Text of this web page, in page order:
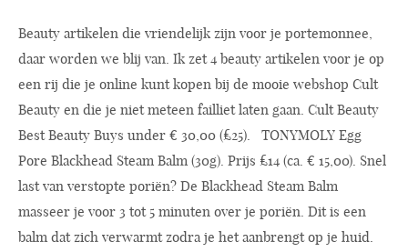
Beauty artikelen die vriendelijk zijn voor je portemonnee,
daar worden we blij van. Ik zet 4 beauty artikelen voor je op
een rij die je online kunt kopen bij de mooie webshop Cult
Beauty en die je niet meteen failliet laten gaan. Cult Beauty
Best Beauty Buys under € 30,00 (£25). TONYMOLY Egg
Pore Blackhead Steam Balm (30g). Prijs £14 (ca. € 15,00). Snel
last van verstopte poriën? De Blackhead Steam Balm
masseer je voor 3 tot 5 minuten over je poriën. Dit is een
balm dat zich verwarmt zodra je het aanbrengt op je huid.